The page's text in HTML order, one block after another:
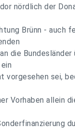
nördlich der
Brünn - auch
die Bundesländer
vorgesehen sei,
Vorhaben allein